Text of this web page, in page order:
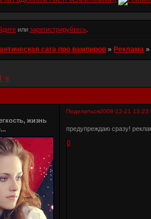
или зарегистрируйтесь.
сага про вампиров »Реклама
»
Поделиться2008-12-21
жизнь
предупреждаю сразу!
0